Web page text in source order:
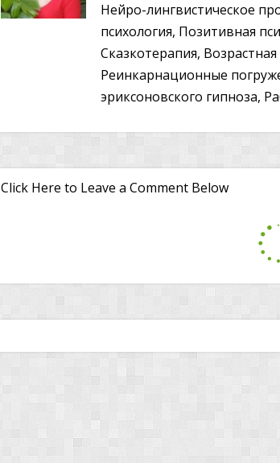
Нейро-лингвистическое
психология, Позитивная
Сказкотерапия, Возрастная
Реинкарнационные
эриксоновского гипноза,
Click Here to Leave a Comment Below